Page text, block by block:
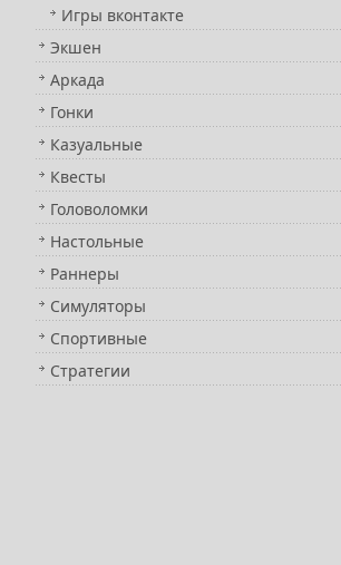
Игры вконтакте
Экшен
Аркада
Гонки
Казуальные
Квесты
Головоломки
Настольные
Раннеры
Симуляторы
Спортивные
Стратегии